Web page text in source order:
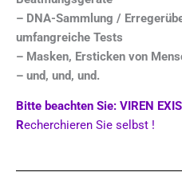
– DNA-Sammlung /
umfangreiche Tests
– Masken, Ersticken von
– und, und, und.
Bitte beachten Sie: VIREN
Recherchieren Sie selbst !